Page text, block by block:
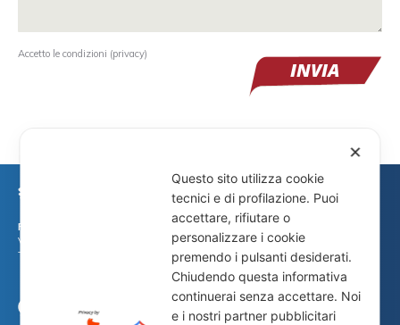
Accetto le condizioni (privacy)
campo.
PUNTO VENDITA
Via Flaminia, 309/310 - 60126 Ancona
Tel.
393 9086905-info@neriteam.it
✕
Questo sito utilizza cookie
tecnici e di profilazione. Puoi
accettare, rifiutare o
personalizzare i cookie
premendo i pulsanti desiderati.
Chiudendo questa informativa
continuerai senza accettare. Noi
e i nostri partner pubblicitari